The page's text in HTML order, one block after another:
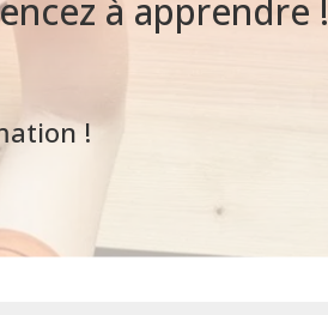
à apprendre !
!